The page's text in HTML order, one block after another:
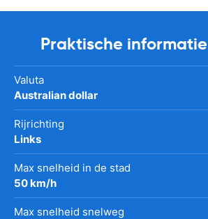
Praktische informatie
Valuta
Australian dollar
Rijrichting
Links
Max snelheid in de stad
50 km/h
Max snelheid snelweg